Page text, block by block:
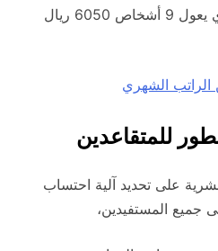
راتب المتقاعد الذي يعول 9 أشخاص 6050 ريال
الشهري
للمتقاعدين
على تحديد آلية احتساب
جميع المستفيدين،